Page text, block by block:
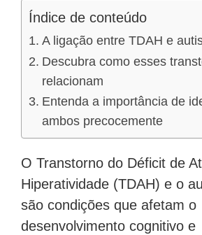
Índice de conteúdo
A ligação entre TDAH e
Descubra como esses
relacionam
Entenda a importância de
ambos precocemente
O Transtorno do Déficit de
Hiperatividade (TDAH) e o
são condições que afetam o
desenvolvimento cognitivo e